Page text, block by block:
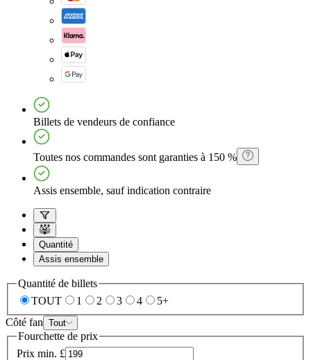
Billets de vendeurs de confiance
Toutes nos commandes sont garanties à 150 %
Assis ensemble, sauf indication contraire
Quantité
Assis ensemble
Quantité de billets
TOUT
1 2 3 4
5+
Côté fan Tout
Fourchette de prix
Prix min. £